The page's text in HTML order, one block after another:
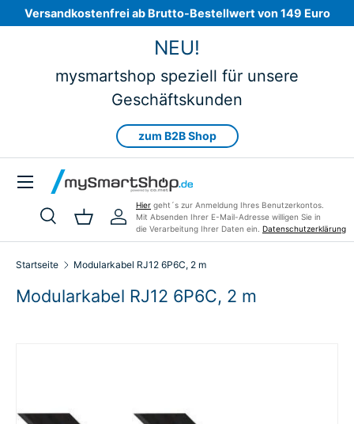
Direkt zum Inhalt
Versandkostenfrei ab Brutto-Bestellwert von 149 Euro
NEU!
mysmartshop speziell für unsere
Geschäftskunden
zum B2B Shop
Suchen
Art
SucheEinkaufskorb
Einloggen
Hier geht´s zur Anmeldung Ihres Benutzerkontos.
Mit Absenden Ihrer E-Mail-Adresse willigen Sie in
die Verarbeitung Ihrer Daten ein. Datenschutzerklärung
Menü
Startseite Modularkabel RJ12 6P6C, 2 m
Modularkabel RJ12 6P6C, 2 m